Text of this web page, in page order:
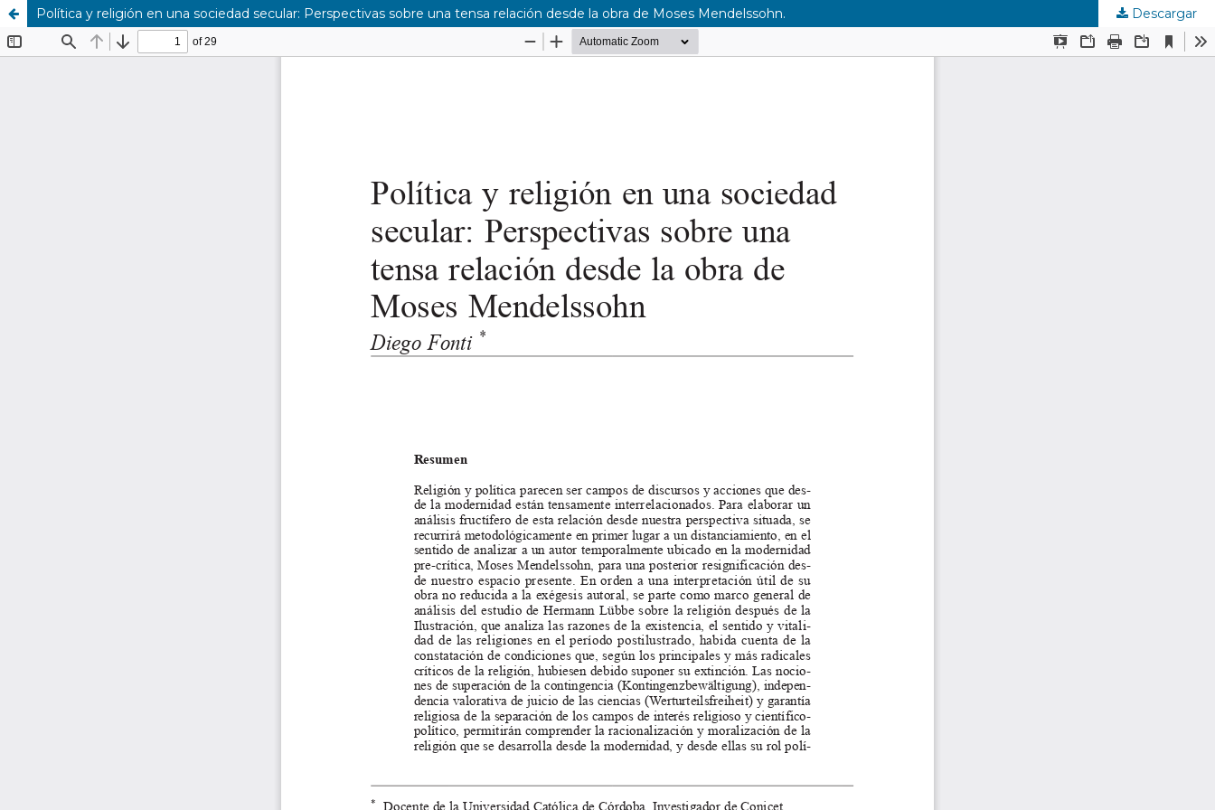
Política y religión en una sociedad secular: Perspectivas sobre una tensa relación desde la obra de Moses Mendelssohn. Descargar